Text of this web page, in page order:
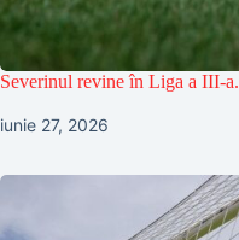
Severinul revine în Liga a III-a.
iunie 27, 2026